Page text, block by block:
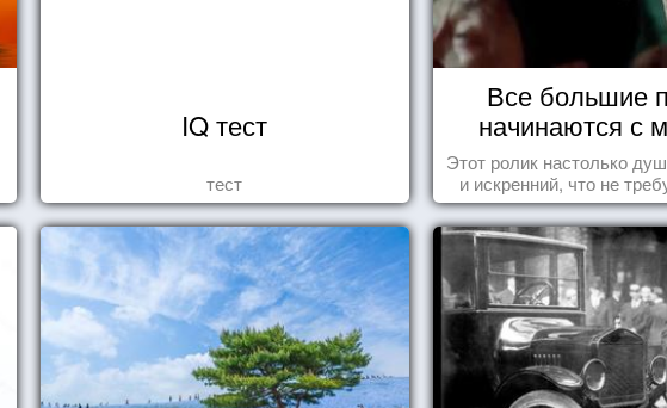
IQ тест
тест
Все большие
начинаются с
Этот ролик настолько
и искренний, что не